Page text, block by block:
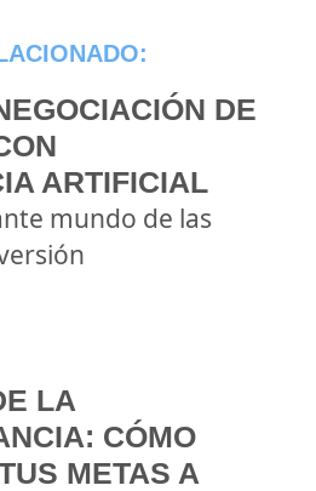
DE
ARTIFICIAL
mundo de las
LA
CÓMO
METAS A